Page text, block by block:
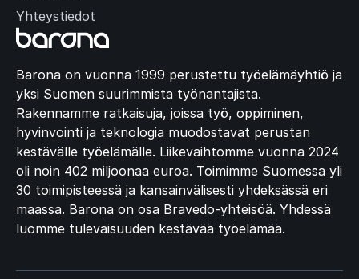
Barona on vuonna 1999 perustettu työelämäyhtiö ja
yksi Suomen suurimmista työnantajista.
Rakennamme ratkaisuja, joissa työ, oppiminen,
hyvinvointi ja teknologia muodostavat perustan
kestävälle työelämälle. Liikevaihtomme vuonna 2024
oli noin 402 miljoonaa euroa. Toimimme Suomessa yli
30 toimipisteessä ja kansainvälisesti yhdeksässä eri
maassa. Barona on osa Bravedo-yhteisöä. Yhdessä
luomme tulevaisuuden kestävää työelämää.
Yhteystiedot